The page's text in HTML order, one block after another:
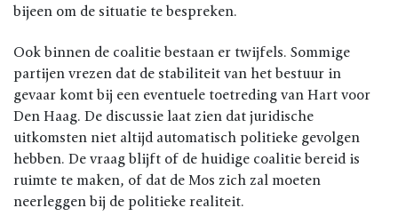
bijeen om de situatie te bespreken.
Ook binnen de coalitie bestaan er twijfels. Sommige
partijen vrezen dat de stabiliteit van het bestuur in
gevaar komt bij een eventuele toetreding van Hart voor
Den Haag. De discussie laat zien dat juridische
uitkomsten niet altijd automatisch politieke gevolgen
hebben. De vraag blijft of de huidige coalitie bereid is
ruimte te maken, of dat de Mos zich zal moeten
neerleggen bij de politieke realiteit.